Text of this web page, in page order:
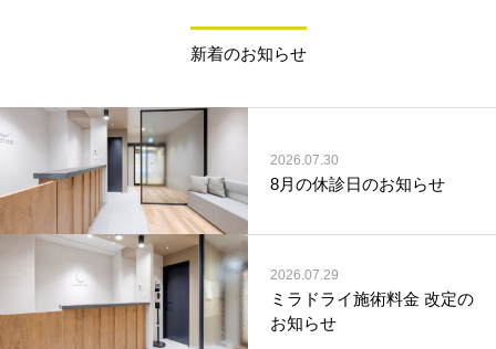
新着のお知らせ
2026.07.30
8月の休診日のお知らせ
2026.07.29
ミラドライ施術料金 改定の
お知らせ